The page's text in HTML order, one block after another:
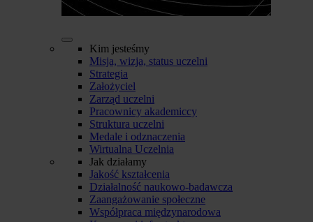
Kim jesteśmy
Misja, wizja, status uczelni
Strategia
Założyciel
Zarząd uczelni
Pracownicy akademiccy
Struktura uczelni
Medale i odznaczenia
Wirtualna Uczelnia
Jak działamy
Jakość kształcenia
Działalność naukowo-badawcza
Zaangażowanie społeczne
Współpraca międzynarodowa